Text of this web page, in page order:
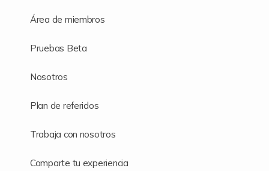
Área de miembros
Pruebas Beta
Nosotros
Plan de referidos
Trabaja con nosotros
Comparte tu experiencia